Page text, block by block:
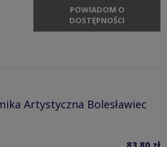
POWIADOM O
DOSTĘPNOŚCI
Artystyczna Bolesławiec
83,80 zł